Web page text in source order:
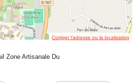
Corriger l’adresse ou la localisation
Zone Artisanale Du